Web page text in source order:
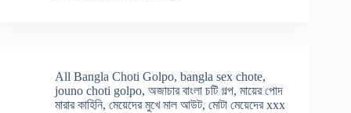
All Bangla Choti Golpo, bangla sex chote,
jouno choti golpo, অজাচার বাংলা চটি গল্প, মায়ের পোদ
মারার কাহিনি, মেয়েদের মুখে মাল আউট, মোটা মেয়েদের xxx